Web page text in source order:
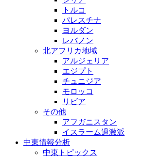
トルコ
パレスチナ
ヨルダン
レバノン
北アフリカ地域
アルジェリア
エジプト
チュニジア
モロッコ
リビア
その他
アフガニスタン
イスラーム過激派
中東情報分析
中東トピックス